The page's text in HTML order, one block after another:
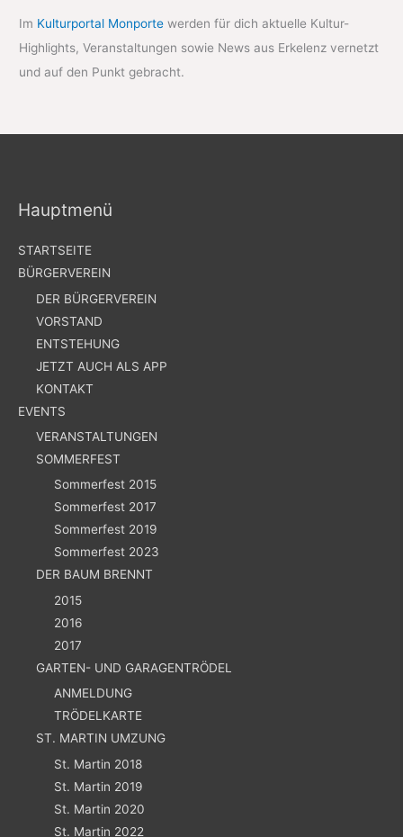
Im Kulturportal Monporte werden für dich aktuelle Kultur-
Highlights, Veranstaltungen sowie News aus Erkelenz vernetzt
und auf den Punkt gebracht.
Hauptmenü
STARTSEITE
BÜRGERVEREIN
DER BÜRGERVEREIN
VORSTAND
ENTSTEHUNG
JETZT AUCH ALS APP
KONTAKT
EVENTS
VERANSTALTUNGEN
SOMMERFEST
Sommerfest 2015
Sommerfest 2017
Sommerfest 2019
Sommerfest 2023
DER BAUM BRENNT
2015
2016
2017
GARTEN- UND GARAGENTRÖDEL
ANMELDUNG
TRÖDELKARTE
ST. MARTIN UMZUNG
St. Martin 2018
St. Martin 2019
St. Martin 2020
St. Martin 2022